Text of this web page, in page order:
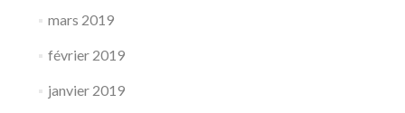
mars 2019
février 2019
janvier 2019